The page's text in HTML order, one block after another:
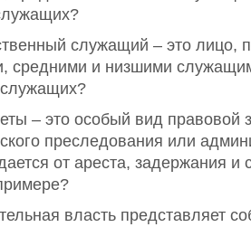
служащий – это лицо,
средними и низшими
– это особый вид
преследования или
от ареста, задержания
власть представляет